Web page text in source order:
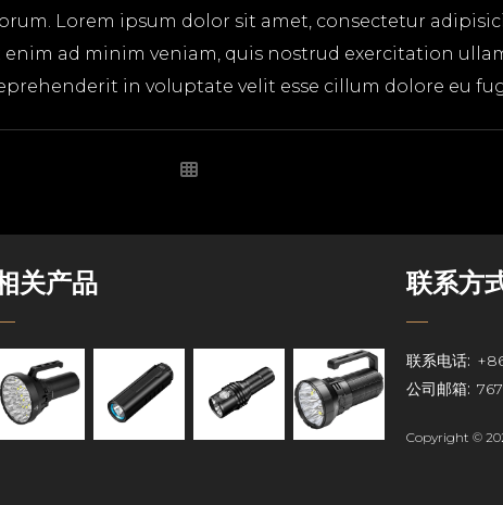
Lorem ipsum dolor sit amet, consectetur
ad minim veniam, quis nostrud exercitation
in voluptate velit esse cillum dolore eu
关产品 联系方
联系电话:
公司邮箱:
Copyright ©